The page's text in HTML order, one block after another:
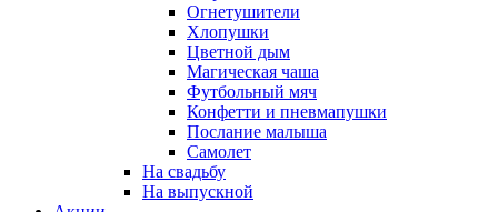
Огнетушители
Хлопушки
Цветной дым
Магическая чаша
Футбольный мяч
Конфетти и пневмапушки
Послание малыша
Самолет
На свадьбу
На выпускной